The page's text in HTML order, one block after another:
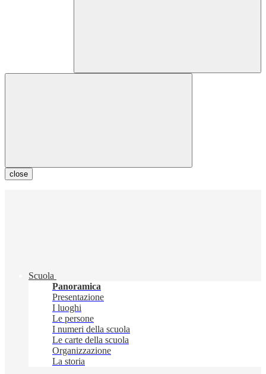
close
Scuola
Panoramica
Presentazione
I luoghi
Le persone
I numeri della scuola
Le carte della scuola
Organizzazione
La storia